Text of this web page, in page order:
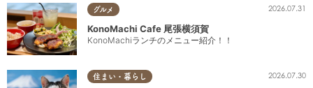
グルメ 2026.07.31
KonoMachi Cafe 尾張横須賀
KonoMachiランチのメニュー紹介！！
住まい・暮らし 2026.07.30